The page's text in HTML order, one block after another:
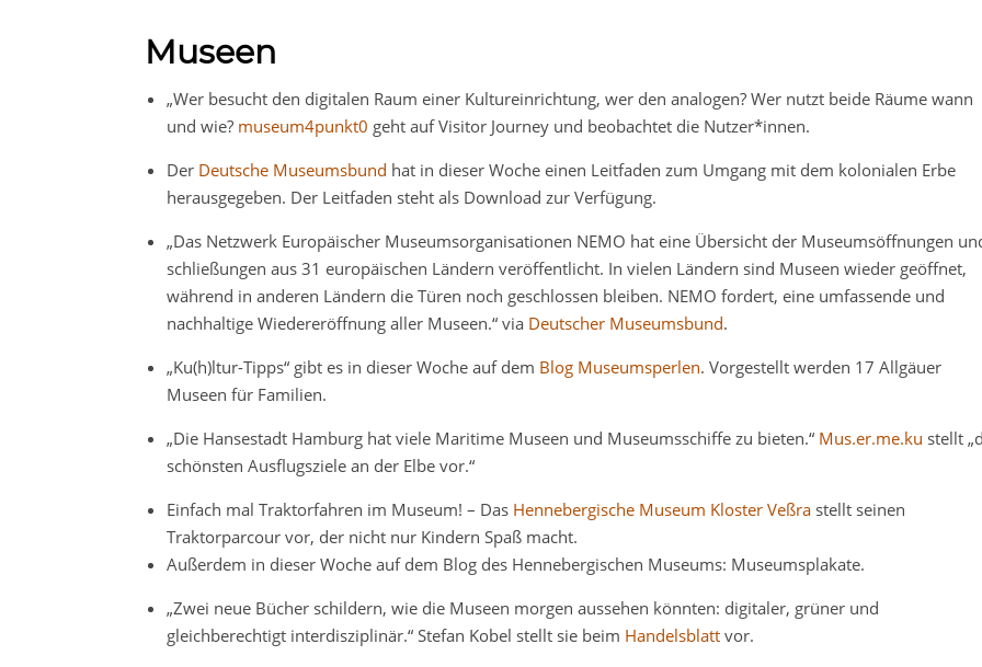
Museen
„Wer besucht den digitalen Raum einer Kultureinrichtung, wer den analogen? Wer nutzt beide Räume wann
und wie? museum4punkt0 geht auf Visitor Journey und beobachtet die Nutzer*innen.
Der Deutsche Museumsbund hat in dieser Woche einen Leitfaden zum Umgang mit dem kolonialen Erbe
herausgegeben. Der Leitfaden steht als Download zur Verfügung.
„Das Netzwerk Europäischer Museumsorganisationen NEMO hat eine Übersicht der Museumsöffnungen
schließungen aus 31 europäischen Ländern veröffentlicht. In vielen Ländern sind Museen wieder geöffnet,
während in anderen Ländern die Türen noch geschlossen bleiben. NEMO fordert, eine umfassende und
nachhaltige Wiedereröffnung aller Museen.“ via Deutscher Museumsbund.
„Ku(h)ltur-Tipps“ gibt es in dieser Woche auf dem Blog Museumsperlen. Vorgestellt werden 17 Allgäuer
Museen für Familien.
„Die Hansestadt Hamburg hat viele Maritime Museen und Museumsschiffe zu bieten.“ Mus.er.me.ku stellt
schönsten Ausflugsziele an der Elbe vor.“
Einfach mal Traktorfahren im Museum! – Das Hennebergische Museum Kloster Veßra stellt seinen
Traktorparcour vor, der nicht nur Kindern Spaß macht.
Außerdem in dieser Woche auf dem Blog des Hennebergischen Museums: Museumsplakate.
„Zwei neue Bücher schildern, wie die Museen morgen aussehen könnten: digitaler, grüner und
gleichberechtigt interdisziplinär.“ Stefan Kobel stellt sie beim Handelsblatt vor.